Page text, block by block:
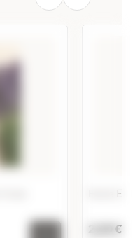
Huile
2,20 €